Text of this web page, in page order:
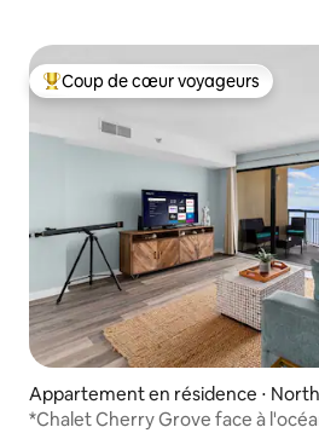
Coups de cœur voyageurs les plus
Coup de cœur voyageurs
Appartement en résidence ⋅ North
ach
*Chalet Cherry Grove face à